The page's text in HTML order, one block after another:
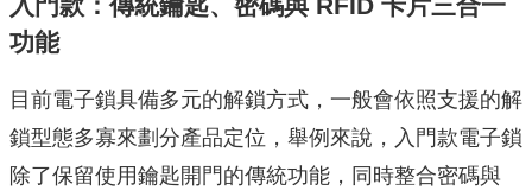
功能
目前電子鎖具備多元的解鎖方式，一般會依照支援的解
鎖型態多寡來劃分產品定位，舉例來說，入門款電子鎖
除了保留使用鑰匙開門的傳統功能，同時整合密碼與